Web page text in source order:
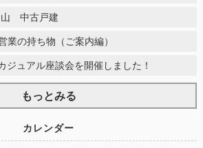
山 中古戸建
業の持ち物（ご案内編）
ジュアル座談会を開催しました！
もっとみる
カレンダー